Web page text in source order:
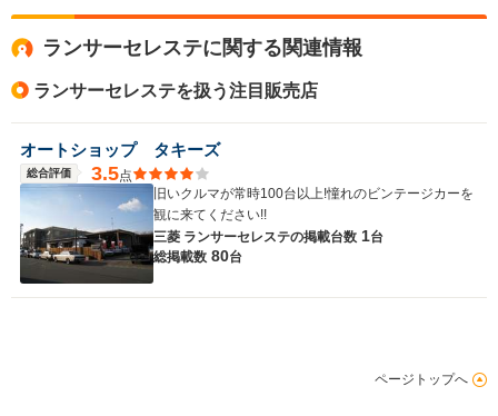
ランサーセレステに関する関連情報
ランサーセレステを扱う注目販売店
オートショップ タキーズ
総合評価 3.5点
旧いクルマが常時100台以上!憧れのビンテージカーを
観に来てください!!
三菱 ランサーセレステの掲載台数 1台
総掲載数 80台
ページトップへ